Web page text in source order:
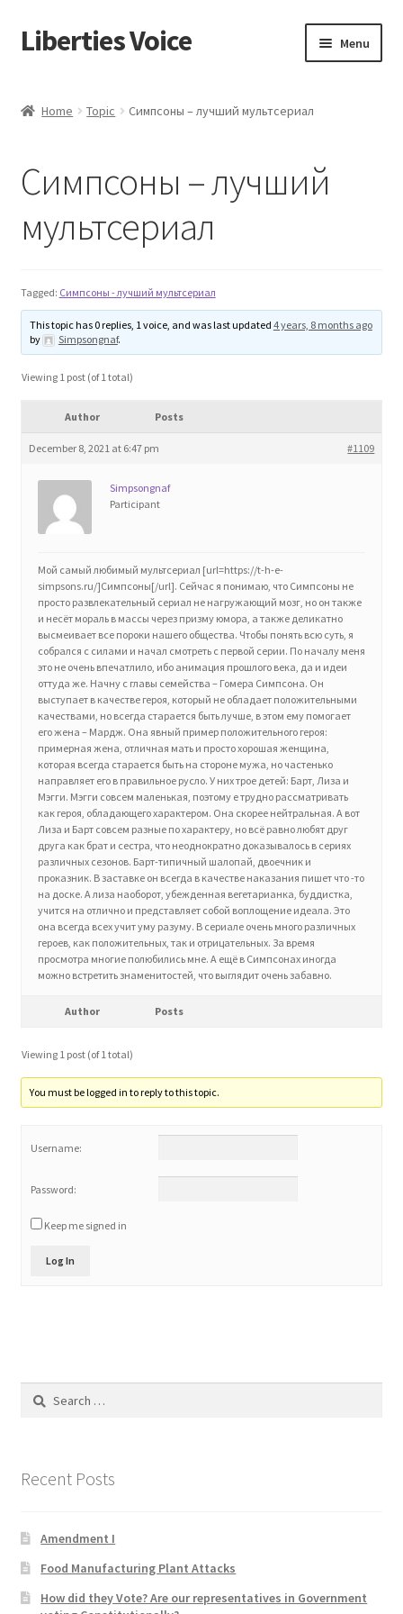
Skip
to
Skip
to
Liberties Voice Menu
About Us
Advert Categories
Add
Manage
Checkout
Contact
Education and Learning
FAQs
Forums
Home 2
Home 3
How did they Vote ?
It’s not a Fat problem, it’s a muscle problem
Jobs
Post a Job
Product Categories
Home 1
Home Topic Симпсоны – лучший мультсериал
Симпсоны – лучший
мультсериал
Tagged: Симпсоны - лучший мультсериал
This topic has 0 replies, 1 voice, and was last updated 4 years, 8 months ago
by
Simpsongnaf.
Viewing 1 post (of 1 total)
Author Posts
December 8, 2021 at 6:47 pm #1109
Simpsongnaf
Participant
Мой самый любимый мультсериал [url=https://t-h-e-
simpsons.ru/]Симпсоны[/url]. Сейчас я понимаю, что Симпсоны не
просто развлекательный сериал не нагружающий мозг, но он также
и несёт мораль в массы через призму юмора, а также деликатно
высмеивает все пороки нашего общества. Чтобы понять всю суть, я
собрался с силами и начал смотреть с первой серии. По началу меня
это не очень впечатлило, ибо анимация прошлого века, да и идеи
оттуда же. Начну с главы семейства – Гомера Симпсона. Он
выступает в качестве героя, который не обладает положительными
качествами, но всегда старается быть лучше, в этом ему помогает
его жена – Мардж. Она явный пример положительного героя:
примерная жена, отличная мать и просто хорошая женщина,
которая всегда старается быть на стороне мужа, но частенько
направляет его в правильное русло. У них трое детей: Барт, Лиза и
Мэгги. Мэгги совсем маленькая, поэтому е трудно рассматривать
как героя, обладающего характером. Она скорее нейтральная. А вот
Лиза и Барт совсем разные по характеру, но всё равно любят друг
друга как брат и сестра, что неоднократно доказывалось в сериях
различных сезонов. Барт-типичный шалопай, двоечник и
проказник. В заставке он всегда в качестве наказания пишет что -то
на доске. А лиза наоборот, убежденная вегетарианка, буддистка,
учится на отлично и представляет собой воплощение идеала. Это
она всегда всех учит уму разуму. В сериале очень много различных
героев, как положительных, так и отрицательных. За время
просмотра многие полюбились мне. А ещё в Симпсонах иногда
можно встретить знаменитостей, что выглядит очень забавно.
Author Posts
Viewing 1 post (of 1 total)
You must be logged in to reply to this topic.
Username:
Password:
Keep me signed in
Log In
Search
Recent Posts
Amendment I
Food Manufacturing Plant Attacks
How did they Vote? Are our representatives in Government